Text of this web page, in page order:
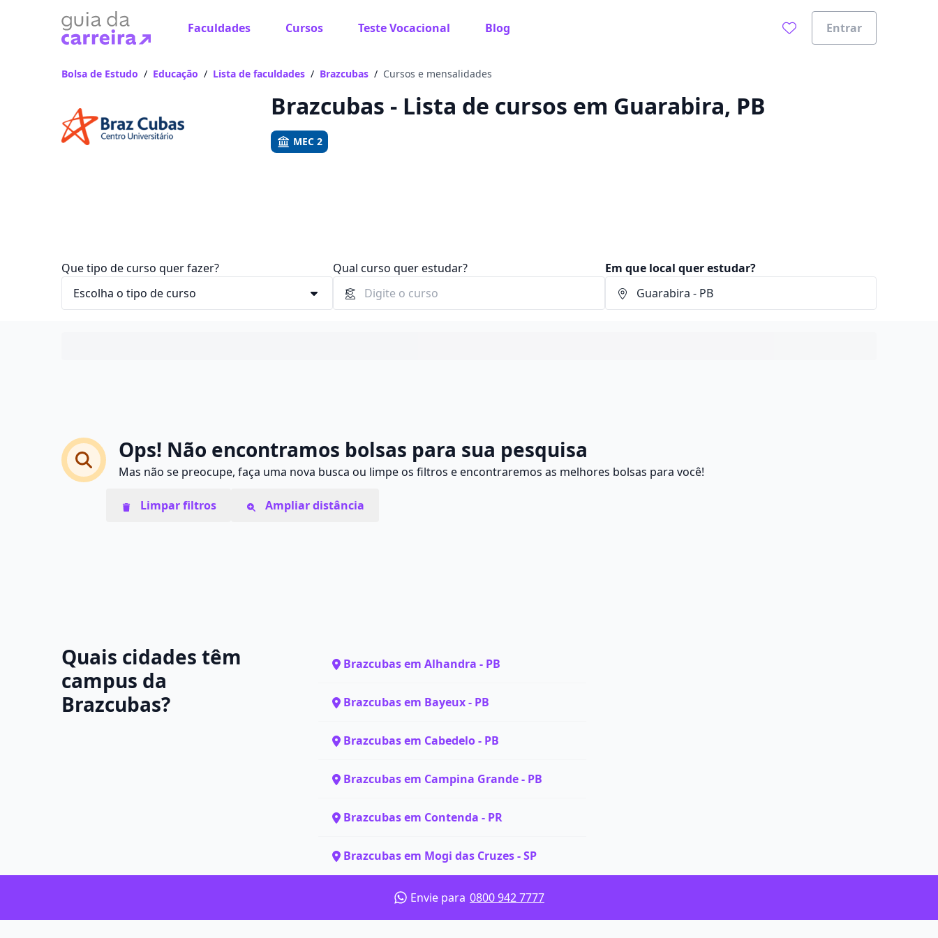
Faculdades Cursos Teste Vocacional Blog Entrar
Vamos te guiar no caminho ideal para seus estudos
Bolsa de Estudo / Educação / Lista de faculdades / Brazcubas / Cursos e mensalidades
Brazcubas - Lista de cursos em Guarabira, PB
MEC 2
Que tipo de curso quer fazer? Qual curso quer estudar? Em que local quer estudar?
Ops! Não encontramos bolsas para sua pesquisa
Mas não se preocupe, faça uma nova busca ou limpe os filtros e encontraremos as melhores bolsas para você!
Limpar filtros Ampliar distância
Quais cidades têm
campus da
Brazcubas?
Brazcubas em Alhandra - PB
Brazcubas em Bayeux - PB
Brazcubas em Cabedelo - PB
Brazcubas em Campina Grande - PB
Brazcubas em Contenda - PR
Brazcubas em Mogi das Cruzes - SP
Envie para 0800 942 7777